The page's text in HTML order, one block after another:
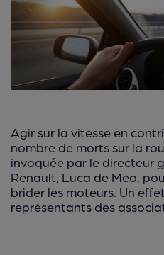
Agir sur la vitesse en
nombre de morts sur la
invoquée par le directeur
Renault, Luca de Meo,
brider les moteurs. Un
représentants des